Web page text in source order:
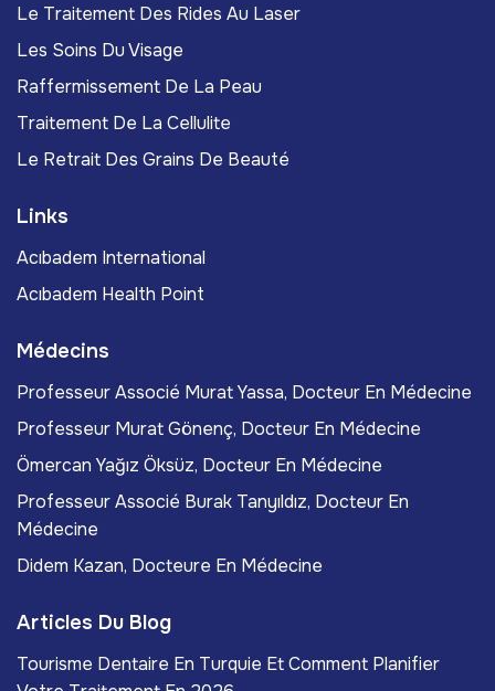
Le Traitement Des Rides Au Laser
Les Soins Du Visage
Raffermissement De La Peau
Traitement De La Cellulite
Le Retrait Des Grains De Beauté
Links
Acıbadem International
Acıbadem Health Point
Médecins
Professeur Associé Murat Yassa, Docteur En Médecine
Professeur Murat Gönenç, Docteur En Médecine
Ömercan Yağız Öksüz, Docteur En Médecine
Professeur Associé Burak Tanyıldız, Docteur En
Médecine
Didem Kazan, Docteure En Médecine
Articles Du Blog
Tourisme Dentaire En Turquie Et Comment Planifier